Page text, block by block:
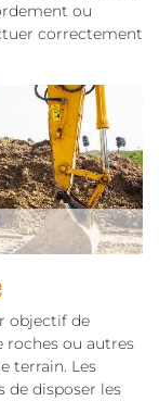
ou
correctement
objectif de
roches ou autres
terrain. Les
de disposer les